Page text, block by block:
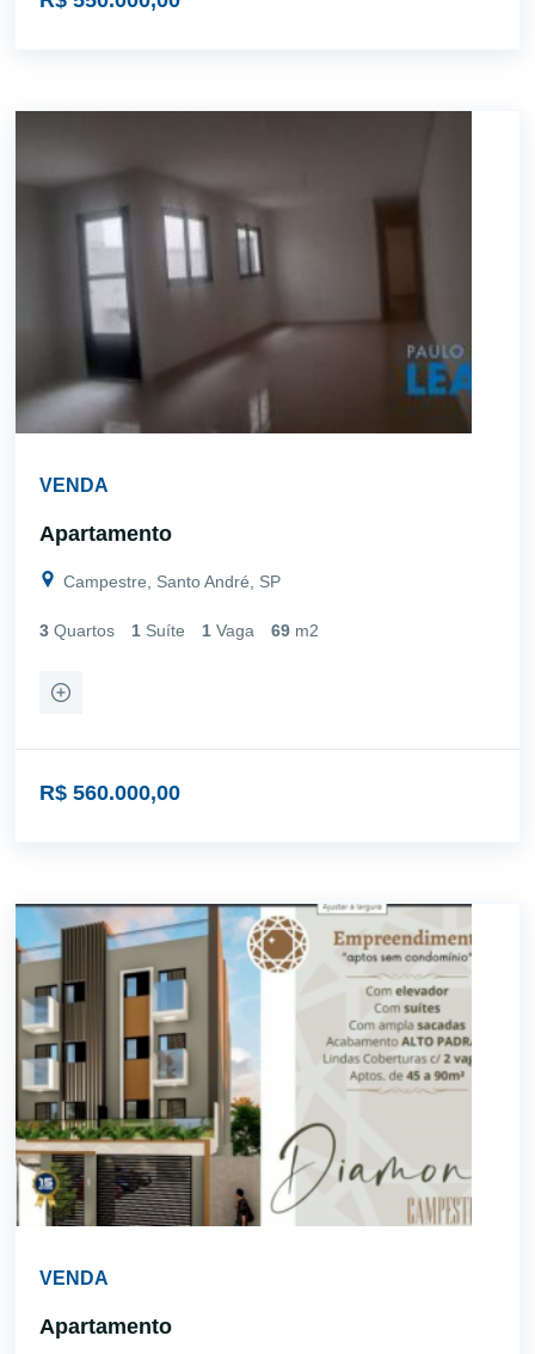
VENDA
Apartamento
Campestre, Santo André, SP
3 Quartos 1 Suíte 1 Vaga 69 m2
R$ 560.000,00
VENDA
Apartamento